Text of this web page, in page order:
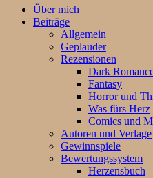
ein-/ausblenden
Über mich
Beiträge
Allgemein
Geplauder
Rezensionen
Dark
Fantasy
Horror und
Was fürs Herz
Comics und
Autoren und Verlage
Gewinnspiele
Bewertungssystem
Herzensbuch